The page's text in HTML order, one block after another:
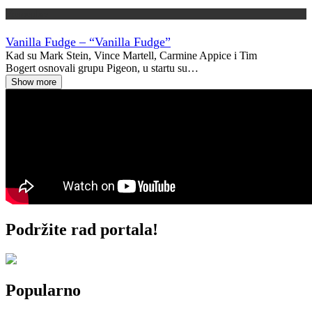
Vanilla Fudge – “Vanilla Fudge”
Kad su Mark Stein, Vince Martell, Carmine Appice i Tim
Bogert osnovali grupu Pigeon, u startu su…
Show more
Podržite rad portala!
Popularno